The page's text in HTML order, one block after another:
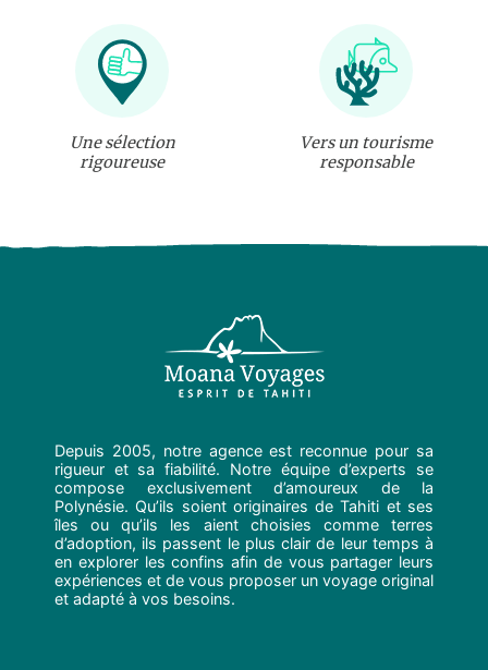
Une sélection
rigoureuse
Vers un tourisme
responsable
Depuis 2005, notre agence est reconnue pour sa
rigueur et sa fiabilité. Notre équipe d’experts se
compose exclusivement d’amoureux de la
Polynésie. Qu’ils soient originaires de Tahiti et ses
îles ou qu’ils les aient choisies comme terres
d’adoption, ils passent le plus clair de leur temps à
en explorer les confins afin de vous partager leurs
expériences et de vous proposer un voyage original
et adapté à vos besoins.